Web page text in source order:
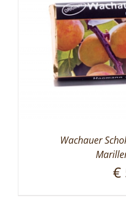
Wachauer
€